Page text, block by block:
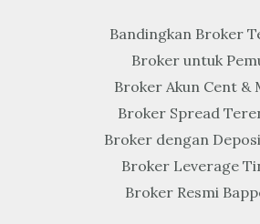
Bandingkan Broker
Broker untuk
Broker Akun Cent &
Broker Spread
Broker dengan
Broker Leverage
Broker Resmi